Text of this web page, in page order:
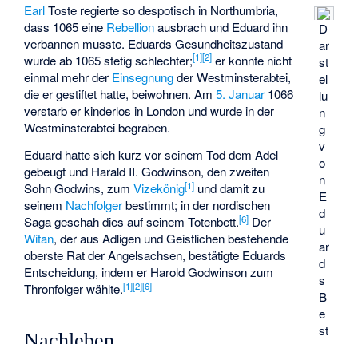
D
ar
st
el
lu
n
g
v
o
n
E
d
u
ar
d
s
B
e
st
EarlToste regierte sodespotisch in Northumbria,
dass 1065 eine Rebellionausbrach und Eduard ihn
verbannen musste. Eduards Gesundheitszustand
wurde ab 1065 stetig schlechter;[1][2] er konnte nicht
einmal mehr der EinsegnungderWestminsterabtei,
die er gestiftet hatte, beiwohnen. Am5. Januar 1066
verstarb er kinderlos in London und wurde in der
Westminsterabtei begraben.
Eduard hatte sich kurz vor seinem Tod dem Adel
gebeugt und Harald II. Godwinson, den zweiten
Sohn Godwins, zumVizekönig[1] und damit zu
seinem Nachfolgerbestimmt; in der nordischen
Sagageschah dies auf seinem Totenbett.[6] Der
Witan, der aus Adligen und Geistlichen bestehende
oberste Rat der Angelsachsen, bestätigte Eduards
Entscheidung, indem er Harold Godwinson zum
Thronfolger wählte.[1][2][6]